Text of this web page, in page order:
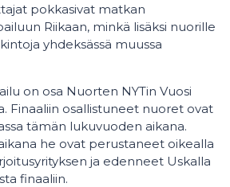
pokkasivat matkan
Riikaan, minkä lisäksi nuorille
yhdeksässä muussa
on osa Nuorten NYTin Vuosi
Finaaliin osallistuneet nuoret ovat
tämän lukuvuoden aikana.
he ovat perustaneet oikealla
ja edenneet Uskalla
finaaliin.